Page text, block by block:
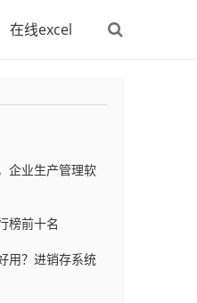
在线excel
企业生产管理软
榜前十名
用？进销存系统